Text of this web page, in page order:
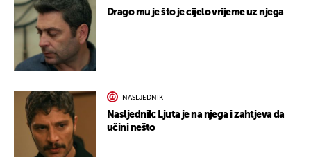
Drago mu je što je cijelo vrijeme uz njega
NASLJEDNIK
Nasljednik: Ljuta je na njega i zahtjeva da
učini nešto